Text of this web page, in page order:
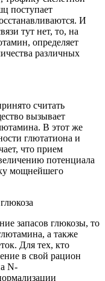
поступает
И
тут нет, то, на
определяет
различных
считать
вызывает
В этот же
глютатиона и
что прием
потенциала
мощнейшего
запасов глюкозы, то
а также
Для тех, кто
в свой рацион
N-